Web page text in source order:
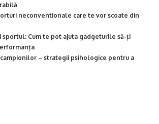
neconventionale care te vor scoate din
sportul: Cum te pot ajuta gadgeturile să-ți
– strategii psihologice pentru a